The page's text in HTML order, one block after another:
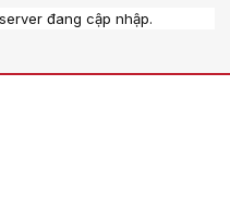
đang cập nhập.